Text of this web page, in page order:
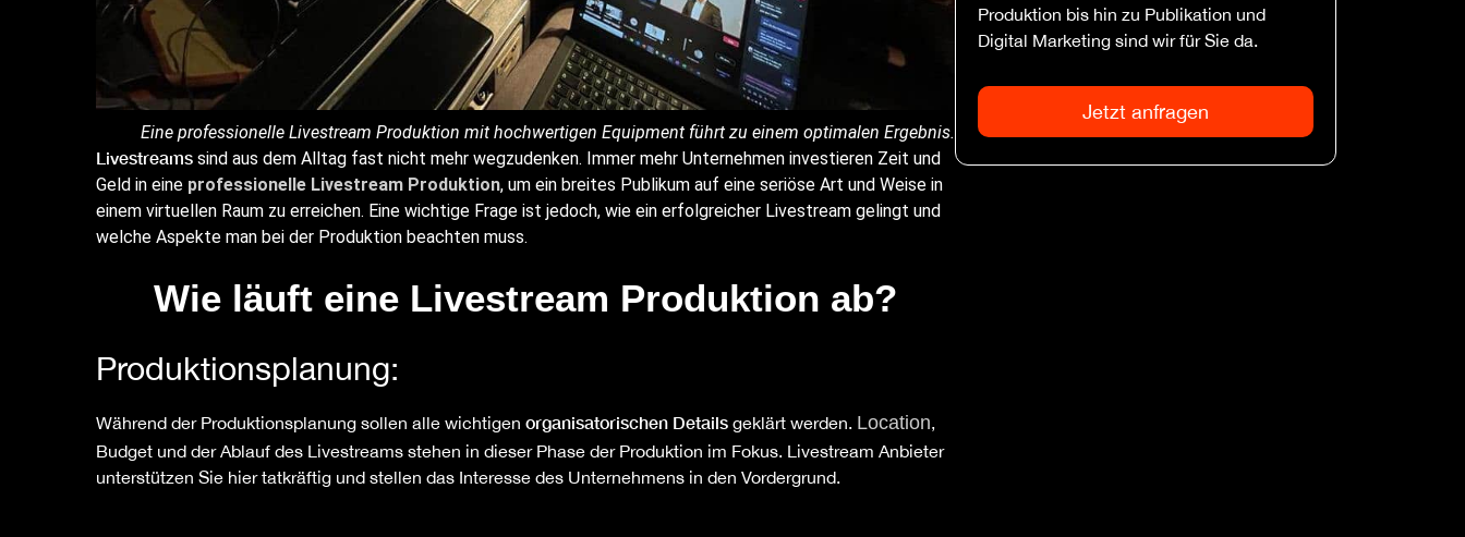
Eine professionelle Livestream Produktion mit hochwertigen Equipment führt zu einem optimalen Ergebnis.
Livestreams sind aus dem Alltag fast nicht mehr wegzudenken. Immer mehr Unternehmen investieren Zeit und
Geld in eine professionelle Livestream Produktion, um ein breites Publikum auf eine seriöse Art und Weise in
einem virtuellen Raum zu erreichen. Eine wichtige Frage ist jedoch, wie ein erfolgreicher Livestream gelingt und
welche Aspekte man bei der Produktion beachten muss.
Wie läuft eine Livestream Produktion ab?
Produktionsplanung:
Während der Produktionsplanung sollen alle wichtigen organisatorischen Details geklärt werden. Location
Budget und der Ablauf des Livestreams stehen in dieser Phase der Produktion im Fokus. Livestream Anbieter
unterstützen Sie hier tatkräftig und stellen das Interesse des Unternehmens in den Vordergrund.
Produktion bis hin zu Publikation und
Digital Marketing sind wir für Sie da.
Jetzt anfragen